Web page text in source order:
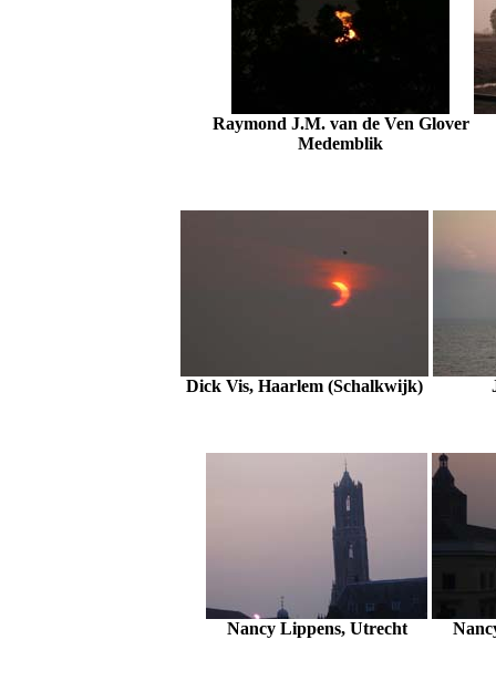
Raymond J.M. van de Ven Glover
Medemblik
Dick Vis, Haarlem (Schalkwijk)
Nancy Lippens, Utrecht